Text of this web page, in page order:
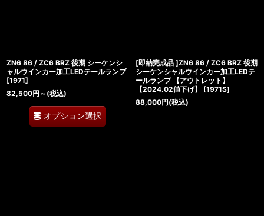
ZN6 86 / ZC6 BRZ 後期 シーケンシ
ャルウインカー加工LEDテールランプ
[1971]
82,500円 ～ (税込)
オプション選択
[即納完成品 ]ZN6 86 / ZC6 BRZ 後期
シーケンシャルウインカー加工LEDテ
ールランプ 【アウトレット】
【2024.02値下げ】
[1971S]
88,000円(税込)